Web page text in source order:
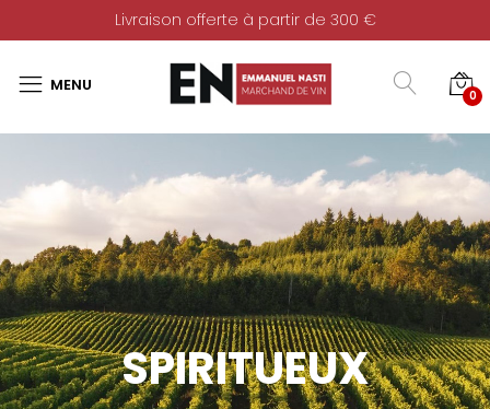
Livraison offerte à partir de 300 €
0
SPIRITUEUX